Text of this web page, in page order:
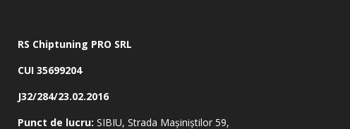
RS Chiptuning PRO SRL
CUI 35699204
J32/284/23.02.2016
Punct de lucru: SIBIU, Strada Mașiniștilor 59,